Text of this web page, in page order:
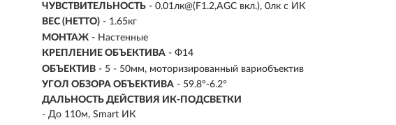
ЧУВСТВИТЕЛЬНОСТЬ - 0.01лк@(F1.2,AGC вкл.), 0лк с ИК
ВЕС (НЕТТО) - 1.65кг
МОНТАЖ - Настенные
КРЕПЛЕНИЕ ОБЪЕКТИВА - Ф14
ОБЪЕКТИВ - 5 - 50мм, моторизированный вариобъектив
УГОЛ ОБЗОРА ОБЪЕКТИВА - 59.8°-6.2°
ДАЛЬНОСТЬ ДЕЙСТВИЯ ИК-ПОДСВЕТКИ
- До 110м, Smart ИК